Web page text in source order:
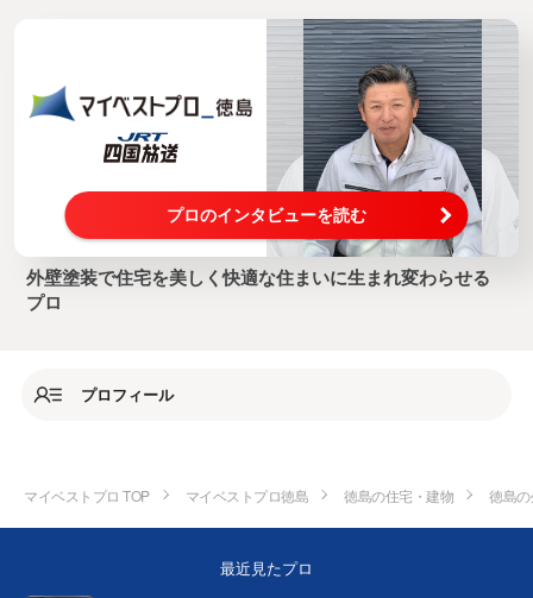
プロのインタビューを読む
外壁塗装で住宅を美しく快適な住まいに生まれ変わらせる
プロ
プロフィール
マイベストプロ TOP マイベストプロ徳島 徳島の住宅・建物 徳島
最近見たプロ